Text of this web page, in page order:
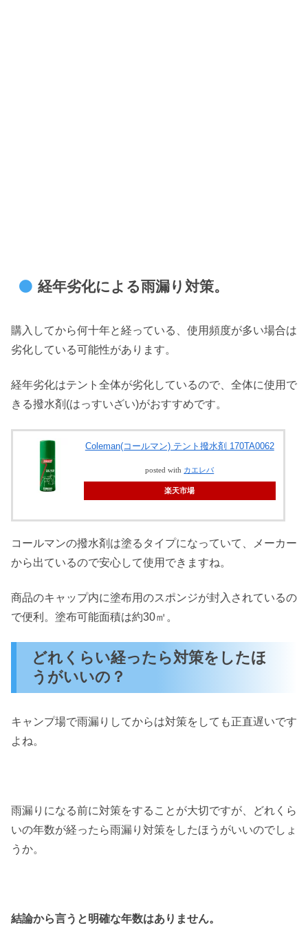
経年劣化による雨漏り対策。
購入してから何十年と経っている、使用頻度が多い場合は
劣化している可能性があります。
経年劣化はテント全体が劣化しているので、全体に使用で
きる撥水剤(はっすいざい)がおすすめです。
Coleman(コールマン) テント撥水剤 170TA0062
posted with カエレバ
楽天市場
コールマンの撥水剤は塗るタイプになっていて、メーカー
から出ているので安心して使用できますね。
商品のキャップ内に塗布用のスポンジが封入されているの
で便利。塗布可能面積は約30㎡。
どれくらい経ったら対策をしたほ
うがいいの？
キャンプ場で雨漏りしてからは対策をしても正直遅いです
よね。
雨漏りになる前に対策をすることが大切ですが、どれくら
いの年数が経ったら雨漏り対策をしたほうがいいのでしょ
うか。
結論から言うと明確な年数はありません。